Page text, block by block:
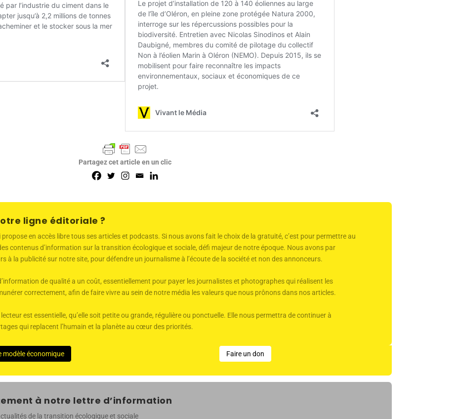
Partagez cet article en un clic
ligne éditoriale ?
en accès libre tous ses articles et podcasts. Si nous avons fait le choix de la gratuité, c’est pour permettre au
contenus d’information sur la transition écologique et sociale, défi majeur de notre époque. Nous avons par
à la publicité sur notre site, pour défendre un journalisme à l’écoute de la société et non des annonceurs.
de qualité a un coût, essentiellement pour payer les journalistes et photographes qui réalisent les
correctement, afin de faire vivre au sein de notre média les valeurs que nous prônons dans nos articles.
est essentielle, qu’elle soit petite ou grande, régulière ou ponctuelle. Elle nous permettra de continuer à
qui replacent l’humain et la planète au cœur des priorités.
modèle économique Faire un don
à notre lettre d’information
de la transition écologique et sociale